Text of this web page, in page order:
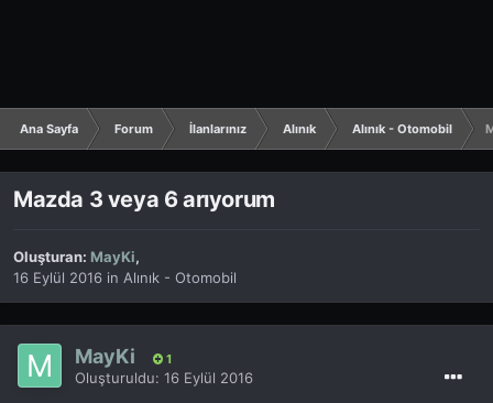
Ana Sayfa Forum İlanlarınız Alınık Alınık - Otomobil
Mazda 3 veya 6 arıyorum
Oluşturan: MayKi,
16 Eylül 2016 in Alınık - Otomobil
MayKi 1
Oluşturuldu: 16 Eylül 2016